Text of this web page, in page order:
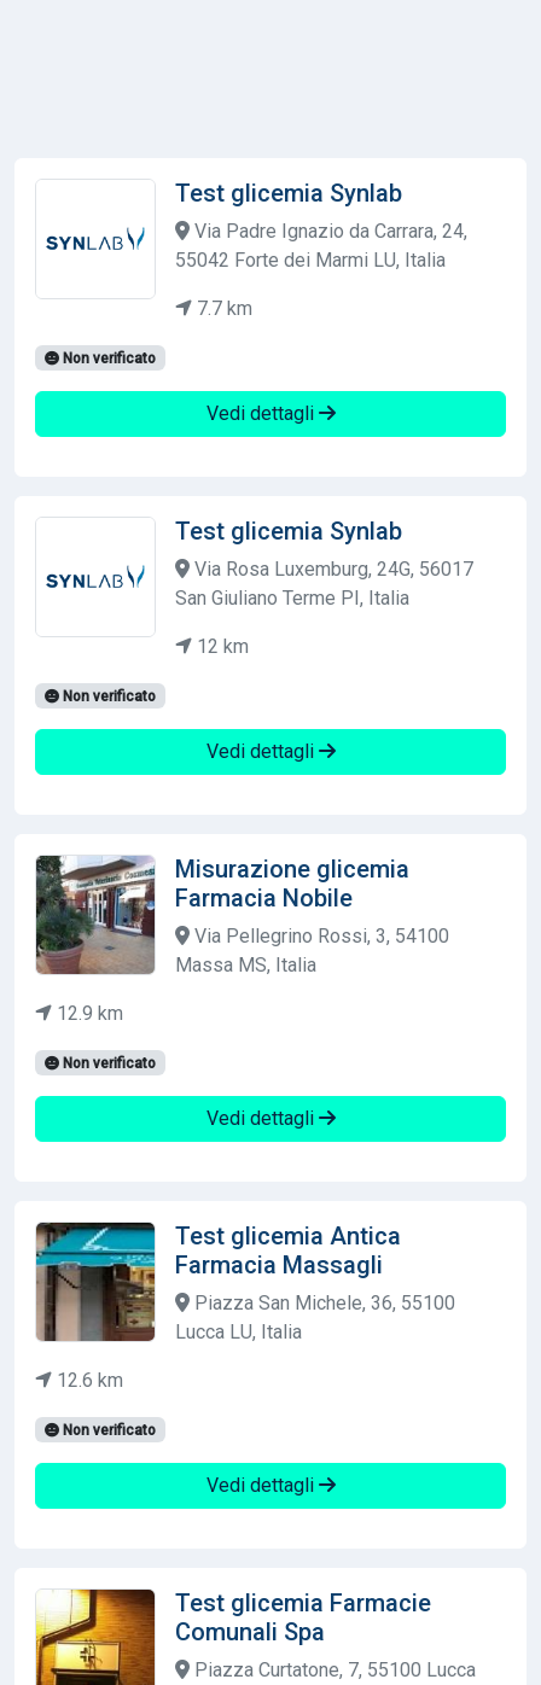
Test glicemia Synlab
Via Padre Ignazio da Carrara, 24,
55042 Forte dei Marmi LU, Italia
7.7 km
Non verificato
Vedi dettagli
Test glicemia Synlab
Via Rosa Luxemburg, 24G, 56017
San Giuliano Terme PI, Italia
12 km
Non verificato
Vedi dettagli
Misurazione glicemia
Farmacia Nobile
Via Pellegrino Rossi, 3, 54100
Massa MS, Italia
12.9 km
Non verificato
Vedi dettagli
Test glicemia Antica
Farmacia Massagli
Piazza San Michele, 36, 55100
Lucca LU, Italia
12.6 km
Non verificato
Vedi dettagli
Test glicemia Farmacie
Comunali Spa
Piazza Curtatone, 7, 55100 Lucca